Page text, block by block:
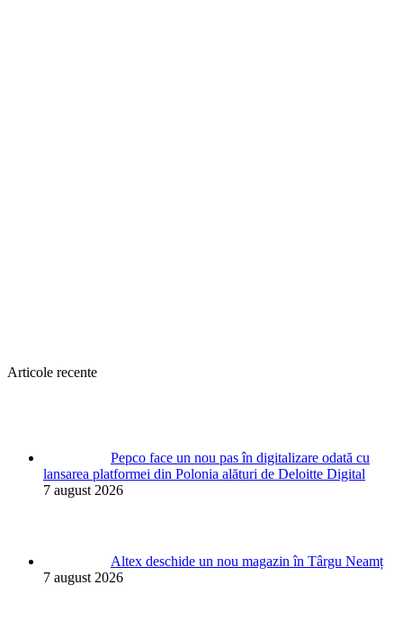
Articole recente
Pepco face un nou pas în digitalizare odată cu
lansarea platformei din Polonia alături de Deloitte Digital
7 august 2026
Altex deschide un nou magazin în Târgu Neamț
7 august 2026